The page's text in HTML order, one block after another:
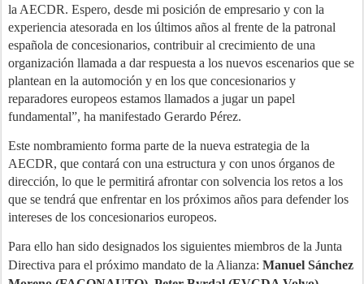
la AECDR. Espero, desde mi posición de empresario y con la
experiencia atesorada en los últimos años al frente de la patronal
española de concesionarios, contribuir al crecimiento de una
organización llamada a dar respuesta a los nuevos escenarios que se
plantean en la automoción y en los que concesionarios y
reparadores europeos estamos llamados a jugar un papel
fundamental”, ha manifestado Gerardo Pérez.
Este nombramiento forma parte de la nueva estrategia de la
AECDR, que contará con una estructura y con unos órganos de
dirección, lo que le permitirá afrontar con solvencia los retos a los
que se tendrá que enfrentar en los próximos años para defender los
intereses de los concesionarios europeos.
Para ello han sido designados los siguientes miembros de la Junta
Directiva para el próximo mandato de la Alianza: Manuel Sánchez